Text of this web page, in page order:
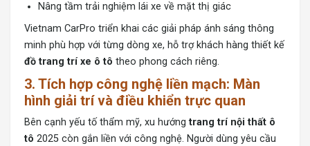
Nâng tầm trải nghiệm lái xe về mặt thị giác
Vietnam CarPro triển khai các giải pháp ánh sáng thông
minh phù hợp với từng dòng xe, hỗ trợ khách hàng thiết kế
đồ trang trí xe ô tô theo phong cách riêng.
3. Tích hợp công nghệ liền mạch: Màn
hình giải trí và điều khiển trực quan
Bên cạnh yếu tố thẩm mỹ, xu hướngtrang trí nội thất ô
tô 2025 còn gắn liền với công nghệ. Người dùng yêu cầu